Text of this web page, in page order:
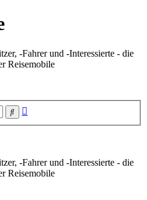
-Fahrer und -Interessierte - die
Reisemobile
Suche
-Fahrer und -Interessierte - die
Reisemobile